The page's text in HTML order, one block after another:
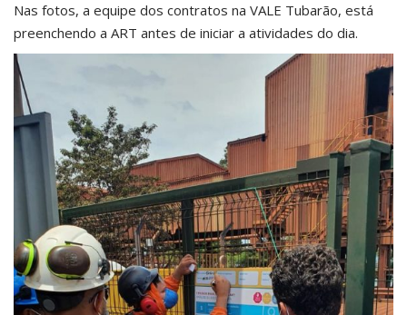
Nas fotos, a equipe dos contratos na VALE Tubarão, está
preenchendo a ART antes de iniciar a atividades do dia.